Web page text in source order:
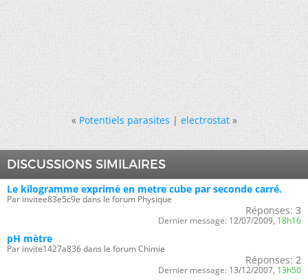
« Potentiels parasites|electrostat »
DISCUSSIONS SIMILAIRES
Le kilogramme exprimé en metre cube par seconde carré.
Par invitee83e5c9e dans le forum Physique
Réponses: 3
Dernier message: 12/07/2009, 18h16
pH mètre
Par invite1427a836 dans le forum Chimie
Réponses: 2
Dernier message: 13/12/2007, 13h50